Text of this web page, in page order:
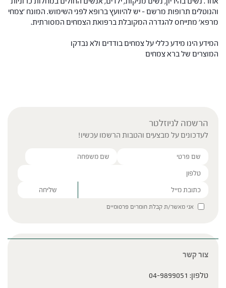
והנוטלים תרופות מרשם – יש להיוועץ ברופא לפני השימוש. המונח 'צמחי
מרפא' מתייחס להגדרה המקובלת ברפואת הצמחים המסורתית.
המידע הינו מידע כללי על צמחים בודדים ולא נבדקו
המוצרים של ברא צמחים
הרשמה לניוזלטר
לעדכונים על מבצעים והטבות הרשמו עכשיו!
Please leave this field empty.
אני מאשר/ת קבלת חומרים פרסומיים
צור קשר
טלפון: 04-9899051